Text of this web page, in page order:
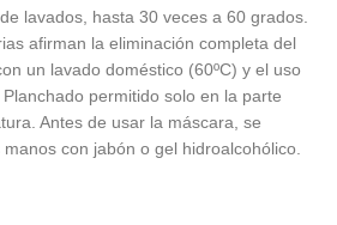
Peluquería MODA PERFUMES
Utensilios de
Peluquería
lavados, hasta 30 veces a 60 grados.
afirman la eliminación completa del
un lavado doméstico (60ºC) y el uso
permitido solo en la parte
Antes de usar la máscara, se
con jabón o gel hidroalcohólico.